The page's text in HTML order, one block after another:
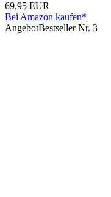
69,95 EUR
Bei Amazon kaufen*
AngebotBestseller Nr. 3